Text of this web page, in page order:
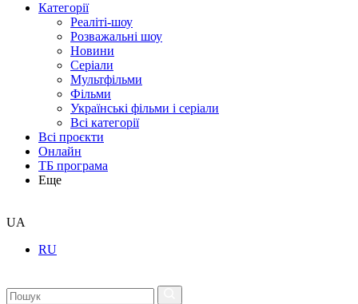
Категорії
Реаліті-шоу
Розважальні шоу
Новини
Серіали
Мультфільми
Фільми
Українські фільми і серіали
Всі категорії
Всі проєкти
Онлайн
ТБ програма
Еще
UA
RU